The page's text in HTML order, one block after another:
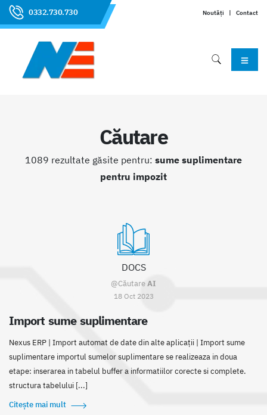
0332.730.730 Noutăți | Contact
Căutare
1089 rezultate găsite pentru: sume suplimentare
pentru impozit
DOCS
@CăutareAI
18 Oct 2023
Import sume suplimentare
Nexus ERP | Import automat de date din alte aplicații | Import sume
suplimentare importul sumelor suplimentare se realizeaza in doua
etape: inserarea in tabelul buffer a informatiilor corecte si complete.
structura tabelului [...]
Citește mai mult